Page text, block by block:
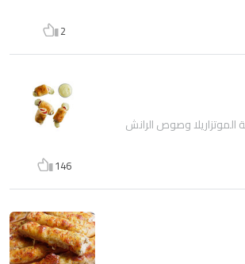
2
وصوص الرانش
146